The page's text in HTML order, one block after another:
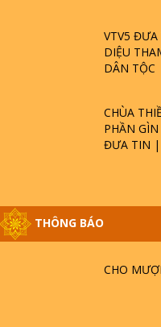
VTV5
DIỆU
DÂN TỘC
CHÙA
PHẦN
ĐƯA TIN
THÔNG BÁO
CHO
PHẬT